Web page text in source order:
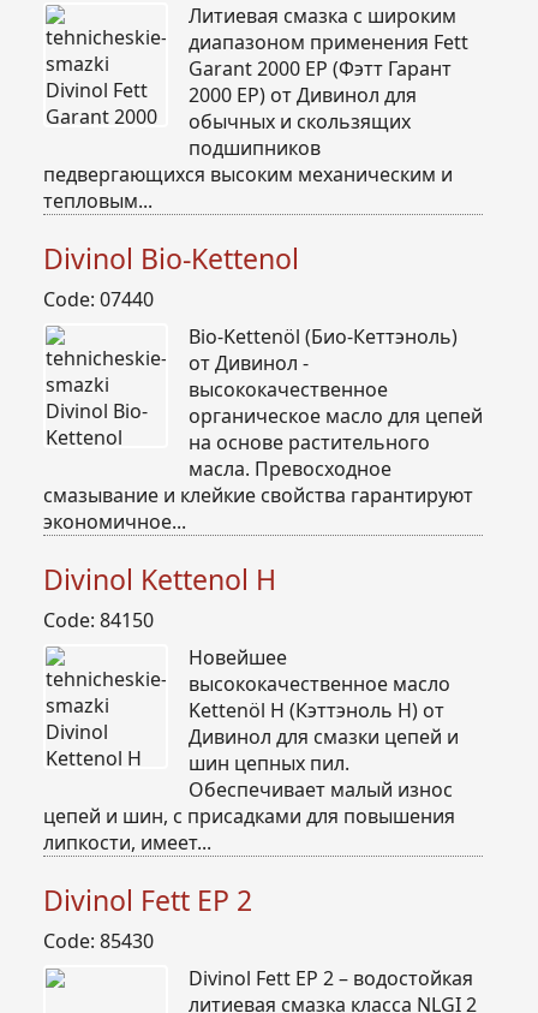
Литиевая смазка с широким
диапазоном применения Fett
Garant 2000 EP (Фэтт Гарант
2000 EP) от Дивинол для
обычных и скользящих
подшипников
педвергающихся высоким механическим и
тепловым...
Divinol Bio-Kettenol
Code: 07440
Bio-Kettenöl (Био-Кеттэноль)
от Дивинол -
высококачественное
органическое масло для цепей
на основе растительного
масла. Превосходное
смазывание и клейкие свойства гарантируют
экономичное...
Divinol Kettenol H
Code: 84150
Новейшее
высококачественное масло
Kettenöl H (Кэттэноль H) от
Дивинол для смазки цепей и
шин цепных пил.
Обеспечивает малый износ
цепей и шин, с присадками для повышения
липкости, имеет...
Divinol Fett EP 2
Code: 85430
Divinol Fett EP 2 – водостойкая
литиевая смазка класса NLGI 2